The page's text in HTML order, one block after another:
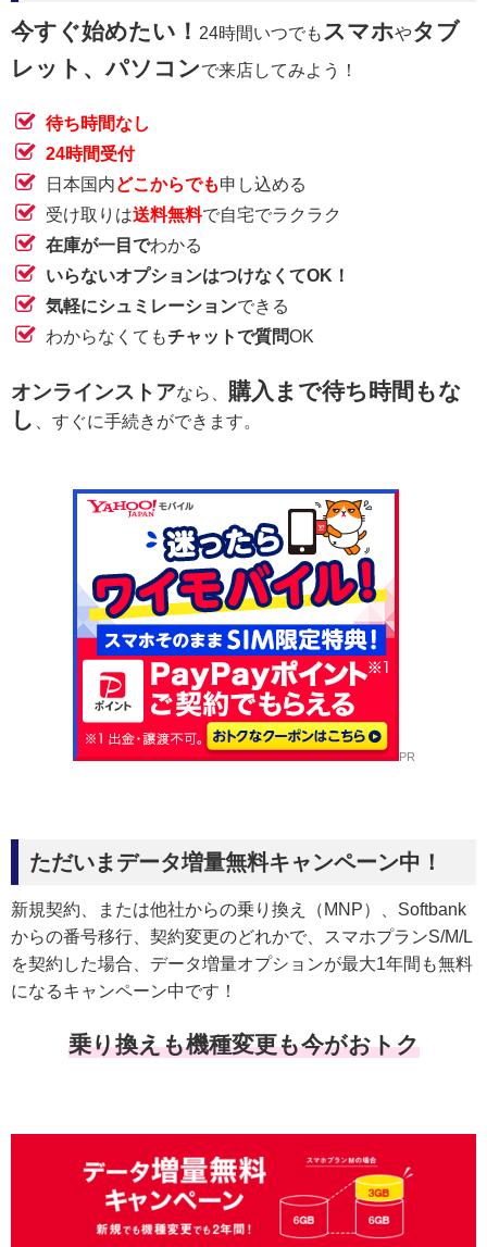
今すぐ始めたい！ 24時間いつでも スマホやタブ
レット、パソコンで来店してみよう！
待ち時間なし
24時間受付
日本国内どこからでも申し込める
受け取りは送料無料で自宅でラクラク
在庫が一目でわかる
いらないオプションはつけなくてOK！
気軽にシュミレーションできる
わからなくてもチャットで質問OK
オンラインストアなら、 購入まで待ち時間もな
し
、すぐに手続きができます。
PR
ただいまデータ増量無料キャンペーン中！
新規契約、または他社からの乗り換え（MNP）、Softbank
からの番号移行、契約変更のどれかで、スマホプランS/M/L
を契約した場合、データ増量オプションが最大1年間も無料
になるキャンペーン中です！
乗り換えも機種変更も今がおトク